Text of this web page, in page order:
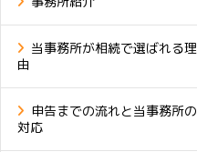
当事務所が相続で選ばれる理
由
申告までの流れと当事務所の
対応